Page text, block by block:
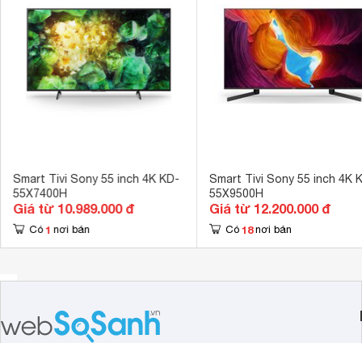
Cổng AV Cổng
Hệ điều hành, giao diện Android TV
Tích hợp đầu thu kỹ thuật số DVB-T2
Kết nối không dây với điện thoại, máy
Chiếu màn
Kết nối Bàn phím, chuột Tương thích
Tính năng khác Tìm kiếm
Công nghệ hình ảnh
4K X-Reality
chuẩn 4K
Công nghệ âm thanh
Smart Tivi Sony 55 inch 4K KD-
55X7400H
Giá từ 10.989.000 đ
Có 1 nơi bán
Smart Tivi Sony 55 inch 4K
55X9500H
Giá từ 12.200.000 đ
Có 18 nơi bán